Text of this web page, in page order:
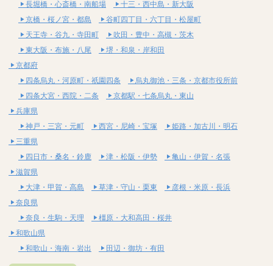
長堀橋・心斎橋・南船場
十三・西中島・新大阪
京橋・桜ノ宮・都島
谷町四丁目・六丁目・松屋町
天王寺・谷九・寺田町
吹田・豊中・高槻・茨木
東大阪・布施・八尾
堺・和泉・岸和田
京都府
四条烏丸・河原町・祇園四条
烏丸御池・三条・京都市役所前
四条大宮・西院・二条
京都駅・七条烏丸・東山
兵庫県
神戸・三宮・元町
西宮・尼崎・宝塚
姫路・加古川・明石
三重県
四日市・桑名・鈴鹿
津・松阪・伊勢
亀山・伊賀・名張
滋賀県
大津・甲賀・高島
草津・守山・栗東
彦根・米原・長浜
奈良県
奈良・生駒・天理
橿原・大和高田・桜井
和歌山県
和歌山・海南・岩出
田辺・御坊・有田